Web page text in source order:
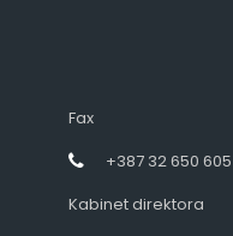
Fax
+387 32 650 605
Kabinet direktora